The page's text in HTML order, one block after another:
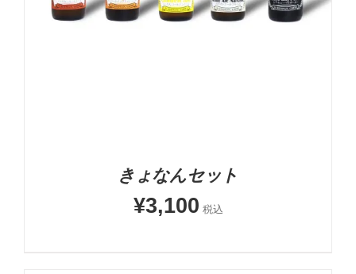
きょなんセット
¥3,100 税込